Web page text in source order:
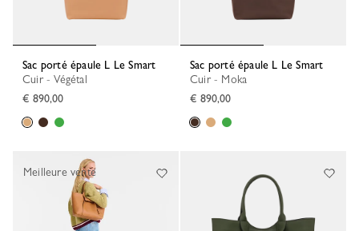
Sac porté épaule L Le Smart
Cuir - Végétal
€ 890,00
Sac porté épaule L Le Smart
Cuir - Moka
€ 890,00
Meilleure vente